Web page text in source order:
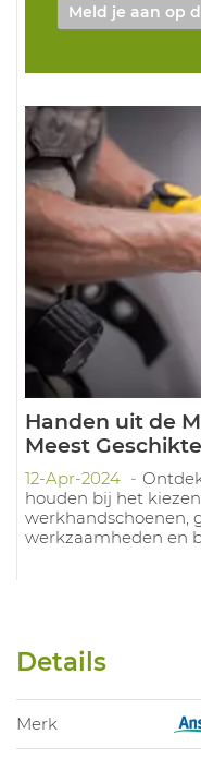
Meld je aan op
Handen uit de
Meest
12-Apr-2024
houden bij het
werkhandschoenen,
werkzaamheden en
Details
Merk